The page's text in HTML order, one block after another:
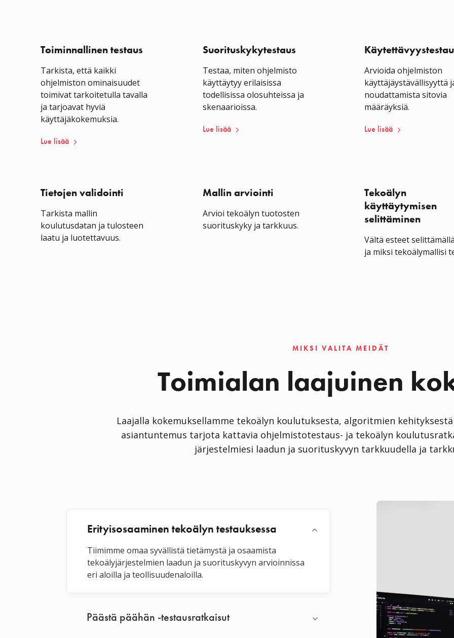
Toiminnallinen testaus
Tarkista, että kaikki
ohjelmiston ominaisuudet
toimivat tarkoitetulla tavalla
ja tarjoavat hyviä
käyttäjäkokemuksia.
Lue lisää
Suorituskykytestaus
Testaa, miten ohjelmisto
käyttäytyy erilaisissa
todellisissa olosuhteissa ja
skenaarioissa.
Lue lisää
Arvioida ohjelmiston
käyttäjäystävällisyyttä
noudattamista sitovia
määräyksiä.
Lue lisää
Tietojen validointi
Tarkista mallin
koulutusdatan ja tulosteen
laatu ja luotettavuus.
Mallin arviointi
Arvioi tekoälyn tuotosten
suorituskyky ja tarkkuus.
Tekoälyn
käyttäytymisen
selittäminen
Vältä esteet
ja miksi tekoälymallisi
MIKSI VALITA MEIDÄT
Toimialan laajuinen
Laajalla kokemuksellamme tekoälyn koulutuksesta, algoritmien
asiantuntemus tarjota kattavia ohjelmistotestaus- ja tekoälyn
järjestelmiesi laadun ja suorituskyvyn tarkkuudella ja
Erityisosaaminen tekoälyn testauksessa
Tiimimme omaa syvällistä tietämystä ja osaamista
tekoälyjärjestelmien laadun ja suorituskyvyn arvioinnissa
eri aloilla ja teollisuudenaloilla.
Päästä päähän -testausratkaisut